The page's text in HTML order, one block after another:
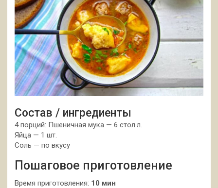
Состав / ингредиенты
4 порций: Пшеничная мука — 6 стол.л.
Яйца — 1 шт.
Соль — по вкусу
Пошаговое приготовление
Время приготовления: 10 мин